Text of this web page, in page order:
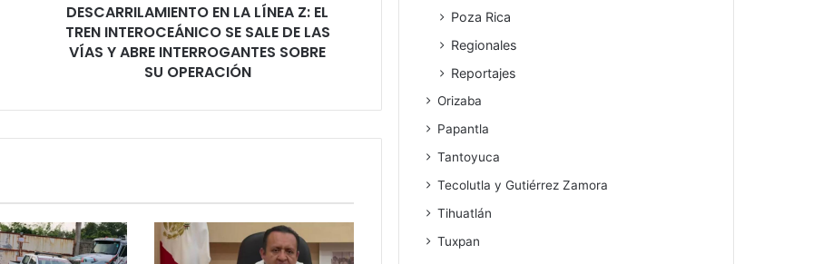
SALE
SOBRE
DESCARRILAMIENTO EN LA LÍNEA Z: EL
TREN INTEROCEÁNICO SE SALE DE LAS
VÍAS Y ABRE INTERROGANTES SOBRE
SU OPERACIÓN
Poza Rica
Regionales
Reportajes
Orizaba
Papantla
Tantoyuca
Tecolutla y Gutiérrez Zamora
Tihuatlán
Tuxpan